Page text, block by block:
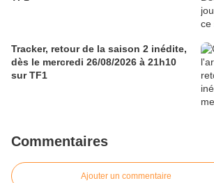
Tracker, retour de la saison 2 inédite,
dès le mercredi 26/08/2026 à 21h10
sur TF1
Commentaires
Ajouter un commentaire